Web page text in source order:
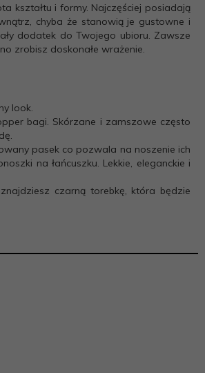
kształtu i formy. Najczęściej posiadają
chyba że stanowią je gustowne i
dodatek do Twojego ubioru. Zawsze
zrobisz doskonałe wrażenie.
look.
bagi. Skórzane i zamszowe często
pasek co pozwala na noszenie ich
na łańcuszku. Lekkie, eleganckie i
czarną torebkę, która będzie